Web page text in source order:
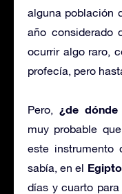
alguna población
año considerado
ocurrir algo raro,
profecía, pero
Pero,¿de dónde
muy probable
este instrumento
sabía, en el
días y cuarto